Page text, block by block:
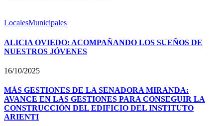
LocalesMunicipales
ALICIA OVIEDO: ACOMPAÑANDO LOS SUEÑOS DE
NUESTROS JÓVENES
16/10/2025
MÁS GESTIONES DE LA SENADORA MIRANDA:
AVANCE EN LAS GESTIONES PARA CONSEGUIR LA
CONSTRUCCIÓN DEL EDIFICIO DEL INSTITUTO
ARIENTI